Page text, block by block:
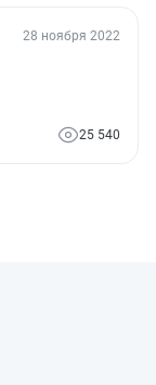
28 ноября 2022
25 540